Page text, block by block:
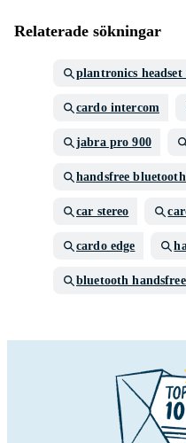
Relaterade sökningar
plantronics headset
cardo intercom
jabra pro 900
handsfree
car stereo
cardo edge
bluetooth